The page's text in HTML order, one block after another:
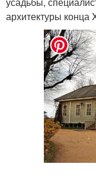
архитектуры конца